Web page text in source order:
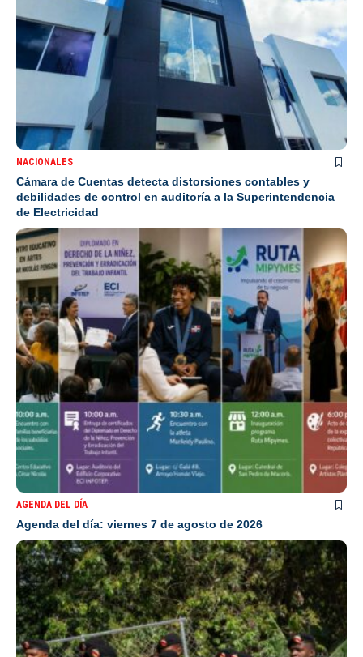
NACIONALES
Cámara de Cuentas detecta distorsiones contables y
debilidades de control en auditoría a la Superintendencia
de Electricidad
AGENDA DEL DÍA
Agenda del día: viernes 7 de agosto de 2026